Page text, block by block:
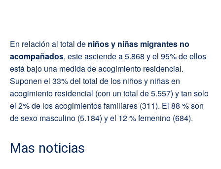
En relación al total de niños y niñas migrantes no
acompañados, este asciende a 5.868 y el 95% de ellos
está bajo una medida de acogimiento residencial.
Suponen el 33% del total de los niños y niñas en
acogimiento residencial (con un total de 5.557) y tan solo
el 2% de los acogimientos familiares (311). El 88 % son
de sexo masculino (5.184) y el 12 % femenino (684).
Mas noticias